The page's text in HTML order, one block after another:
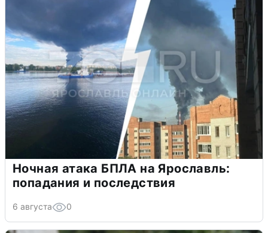
Ночная атака БПЛА на Ярославль:
попадания и последствия
6 августа 0